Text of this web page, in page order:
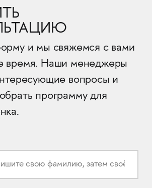
и мы свяжемся с вами
время. Наши менеджеры
вопросы и
программу для